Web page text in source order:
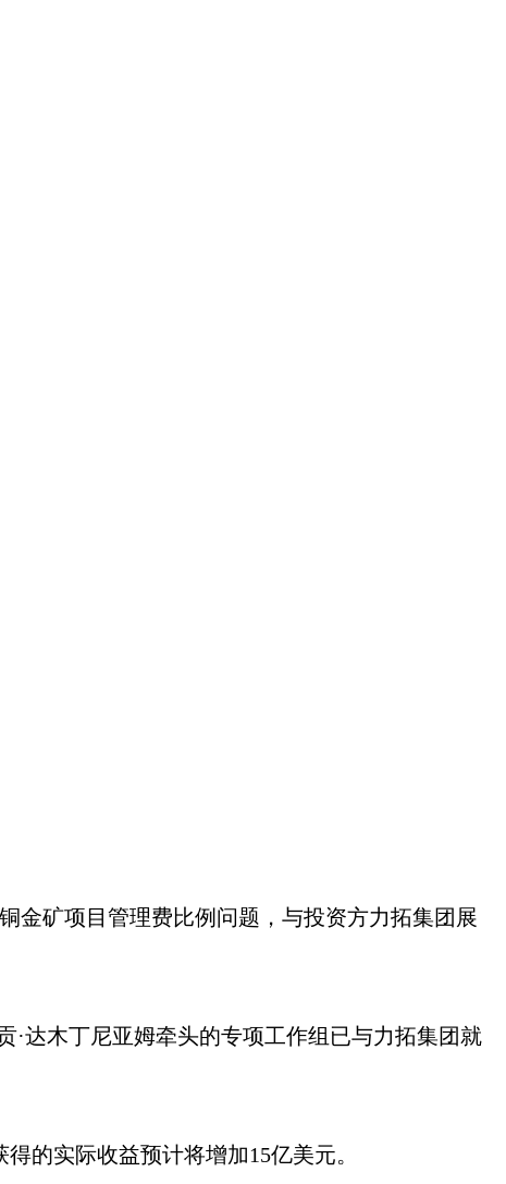
金矿项目管理费比例问题，与投资方力拓集团展
·达木丁尼亚姆牵头的专项工作组已与力拓集团就
的实际收益预计将增加15亿美元。